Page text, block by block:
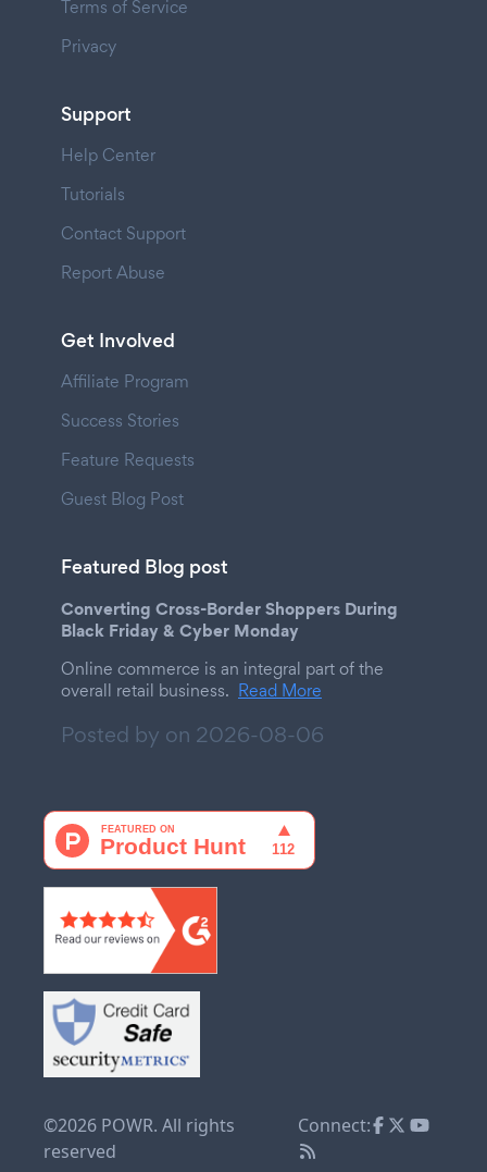
Terms of Service
Privacy
Support
Help Center
Tutorials
Contact Support
Report Abuse
Get Involved
Affiliate Program
Success Stories
Feature Requests
Guest Blog Post
Featured Blog post
Converting Cross-Border Shoppers During
Black Friday & Cyber Monday
Online commerce is an integral part of the
overall retail business. Read More
Posted by on 2026-08-06
©2026 POWR. All rights
reserved
Connect: